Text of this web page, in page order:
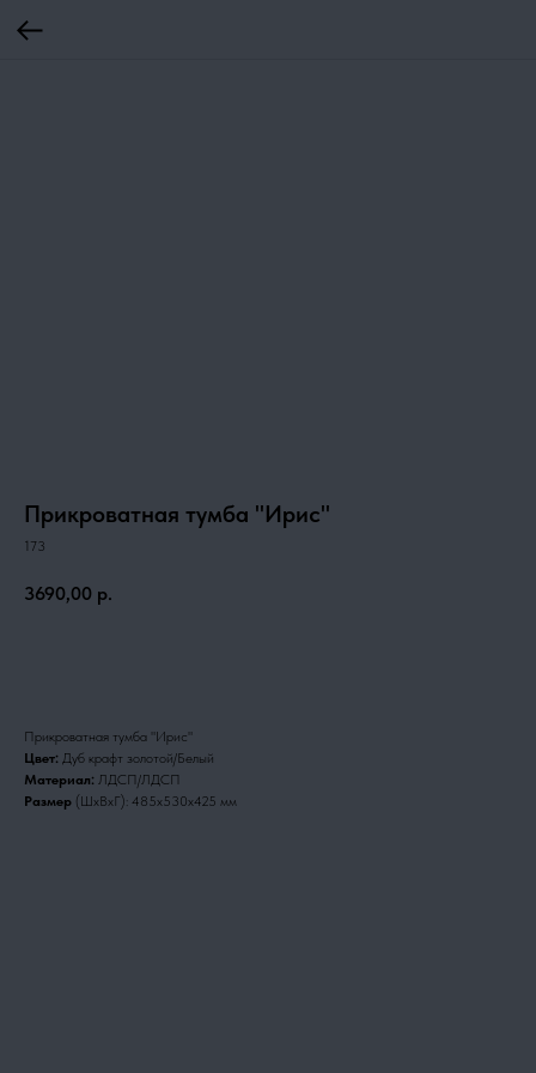
Прикроватная тумба "Ирис"
173
3690,00 р.
Прикроватная тумба "Ирис"
Цвет: Дуб крафт золотой/Белый
Материал: ЛДСП/ЛДСП
Размер (ШхВхГ): 485х530х425 мм